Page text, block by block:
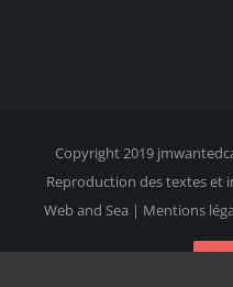
Copyright 2019
Reproduction des textes et
Web and Sea | Mentions